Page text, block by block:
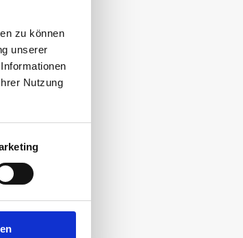
zu können
unserer
Nutzung